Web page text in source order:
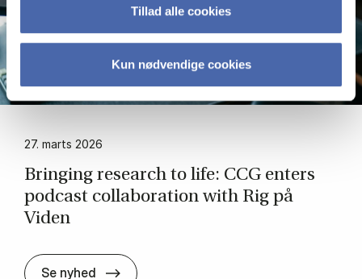
Tillad alle cookies
Kun nødvendige cookies
27. marts 2026
Bring­ing re­search to life: CCG enters
pod­cast col­lab­or­a­tion with Rig på
Viden
Se nyhed Bring­ing re­search to life: CCG enters